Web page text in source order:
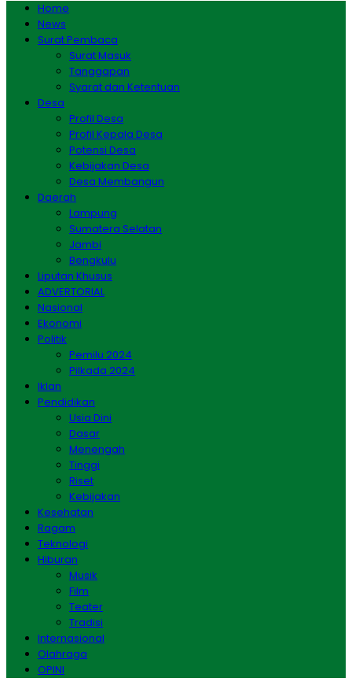
Home
News
Surat Pembaca
Surat Masuk
Tanggapan
Syarat dan Ketentuan
Desa
Profil Desa
Profil Kepala Desa
Potensi Desa
Kebijakan Desa
Desa Membangun
Daerah
Lampung
Sumatera Selatan
Jambi
Bengkulu
Liputan Khusus
ADVERTORIAL
Nasional
Ekonomi
Politik
Pemilu 2024
Pilkada 2024
Iklan
Pendidikan
Usia Dini
Dasar
Menengah
Tinggi
Riset
Kebijakan
Kesehatan
Ragam
Teknologi
Hiburan
Musik
Film
Teater
Tradisi
Internasional
Olahraga
OPINI